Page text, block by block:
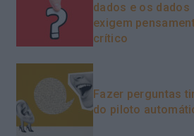
dados e os dados
exigem
crítico
Fazer perguntas
do piloto